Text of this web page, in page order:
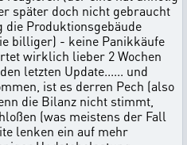
später doch nicht gebraucht
die Produktionsgebäude
billiger) - keine Panikkäufe
wirklich lieber 2 Wochen
letzten Update...... und
ist es derren Pech (also
die Bilanz nicht stimmt,
(was meistens der Fall
lenken ein auf mehr